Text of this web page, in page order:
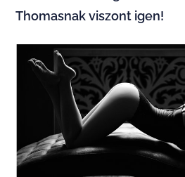
Thomasnak viszont igen!